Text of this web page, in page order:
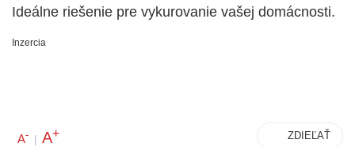
Ideálne riešenie pre vykurovanie vašej domácnosti.
Inzercia
A- | A+ ZDIEĽAŤ